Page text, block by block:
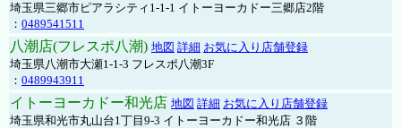
埼玉県三郷市ピアラシティ1-1-1 イトーヨーカドー三郷店2階
： 0489541511
八潮店(フレスポ八潮) 地図 詳細 お気に入り店舗登録
埼玉県八潮市大瀬1-1-3 フレスポ八潮3F
： 0489943911
イトーヨーカドー和光店 地図 詳細 お気に入り店舗登録
埼玉県和光市丸山台1丁目9-3 イトーヨーカドー和光店 ３階